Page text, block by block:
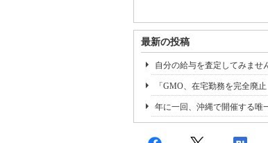
最新の投稿
自分の給与を査定してみませ
「GMO、在宅勤務を完全廃
年に一回、沖縄で開催する唯